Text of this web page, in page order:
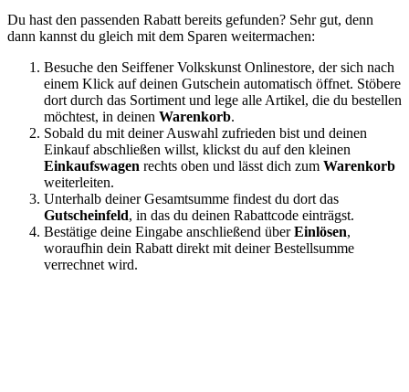
Du hast den passenden Rabatt bereits gefunden? Sehr gut, denn
dann kannst du gleich mit dem Sparen weitermachen:
Besuche den Seiffener Volkskunst Onlinestore, der sich nach
einem Klick auf deinen Gutschein automatisch öffnet. Stöbere
dort durch das Sortiment und lege alle Artikel, die du bestellen
möchtest, in deinen Warenkorb.
Sobald du mit deiner Auswahl zufrieden bist und deinen
Einkauf abschließen willst, klickst du auf den kleinen
Einkaufswagen rechts oben und lässt dich zum Warenkorb
weiterleiten.
Unterhalb deiner Gesamtsumme findest du dort das
Gutscheinfeld, in das du deinen Rabattcode einträgst.
Bestätige deine Eingabe anschließend überEinlösen,
woraufhin dein Rabatt direkt mit deiner Bestellsumme
verrechnet wird.